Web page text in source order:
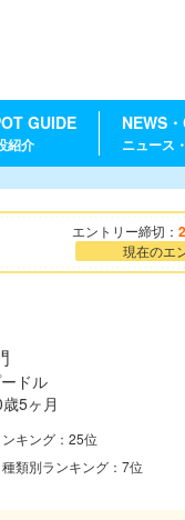
GUIDE
紹介
NEWS
ニュース
エントリー締切：
現在のエ
ドル
5ヶ月
キング：25位
類別ランキング：7位